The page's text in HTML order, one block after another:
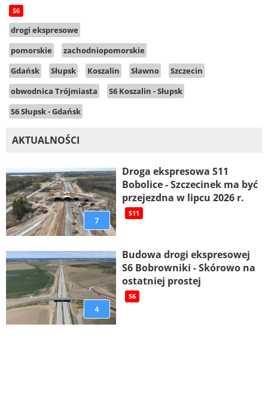
S6
drogi ekspresowe
pomorskie
zachodniopomorskie
Gdańsk
Słupsk Koszalin Sławno
Szczecin
obwodnica Trójmiasta
S6 Koszalin - Słupsk
S6 Słupsk - Gdańsk
AKTUALNOŚCI
7
Droga ekspresowa S11
Bobolice - Szczecinek ma być
przejezdna w lipcu 2026 r.
S11
4
Budowa drogi ekspresowej
S6 Bobrowniki - Skórowo na
ostatniej prostej
S6